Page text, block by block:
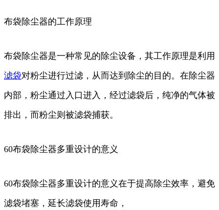
布袋除尘器的工作原理
布袋除尘器是一种常见的除尘设备，其工作原理是利用
滤袋对粉尘进行过滤，从而达到除尘的目的。在除尘器
内部，粉尘通过入口进入，经过滤袋后，纯净的气体被
排出，而粉尘则被滤袋捕获。
60布袋除尘器多重设计的意义
60布袋除尘器多重设计的意义在于提高除尘效率，避免
滤袋堵塞，延长滤袋使用寿命，